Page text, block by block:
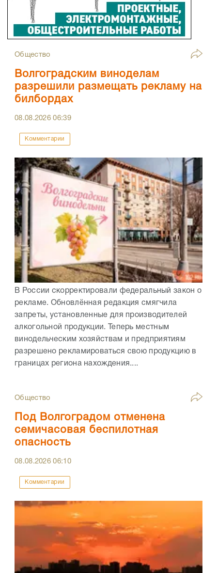
Общество
Волгоградским виноделам
разрешили размещать рекламу на
билбордах
08.08.202606:39
Комментарии
В России скорректировали федеральный закон о
рекламе. Обновлённая редакция смягчила
запреты, установленные для производителей
алкогольной продукции. Теперь местным
винодельческим хозяйствам и предприятиям
разрешено рекламироваться свою продукцию в
границах региона нахождения....
Общество
Под Волгоградом отменена
семичасовая беспилотная
опасность
08.08.202606:10
Комментарии